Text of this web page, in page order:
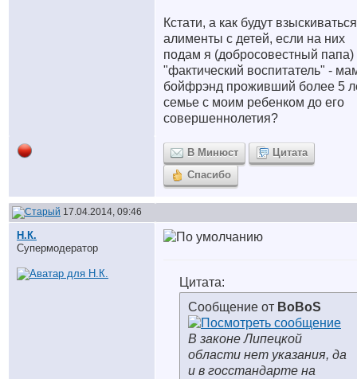
Кстати, а как будут взыскиваться
алименты с детей, если на них
подам я (добросовестный папа)
"фактический воспитатель" -
бойфрэнд проживший более 5
семье с моим ребенком до его
совершеннолетия?
В Минюст
Цитата
Спасибо
17.04.2014, 09:46
Н.К.
Супермодератор
Цитата:
Сообщение от BoBoS
В законе Липецкой
области нет указания, да
и в госстандарте на